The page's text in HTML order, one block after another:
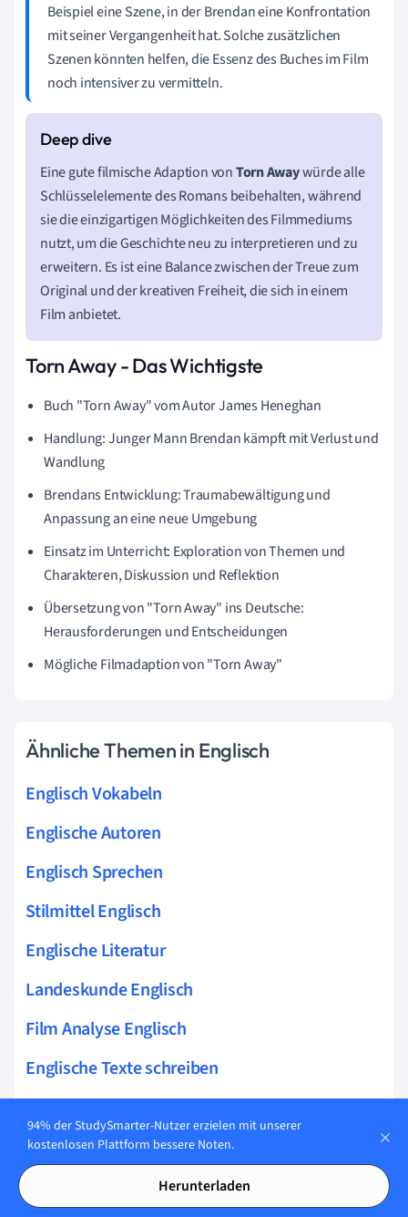
Beispiel eine Szene, in der Brendan eine Konfrontation
mit seiner Vergangenheit hat. Solche zusätzlichen
Szenen könnten helfen, die Essenz des Buches im Film
noch intensiver zu vermitteln.
Eine gute filmische Adaption vonTorn Awaywürde alle
Schlüsselelemente des Romans beibehalten, während
sie die einzigartigen Möglichkeiten des Filmmediums
nutzt, um die Geschichte neu zu interpretieren und zu
erweitern. Es ist eine Balance zwischen der Treue zum
Original und der kreativen Freiheit, die sich in einem
Film anbietet.
Torn Away - Das Wichtigste
Buch "Torn Away" vom Autor James Heneghan
Handlung: Junger Mann Brendan kämpft mit Verlust und
Wandlung
Brendans Entwicklung: Traumabewältigung und
Anpassung an eine neue Umgebung
Einsatz im Unterricht: Exploration von Themen und
Charakteren, Diskussion und Reflektion
Übersetzung von "Torn Away" ins Deutsche:
Herausforderungen und Entscheidungen
Mögliche Filmadaption von "Torn Away"
Ähnliche Themen in Englisch
Englisch Vokabeln
Englische Autoren
Englisch Sprechen
Stilmittel Englisch
Englische Literatur
Landeskunde Englisch
Film Analyse Englisch
Englische Texte schreiben
Englisch Grammatik
Listening Comprehension
Ethnic diversity in the UK
94% der StudySmarter-Nutzer erzielen mit unserer
kostenlosen Plattform bessere Noten.
Herunterladen